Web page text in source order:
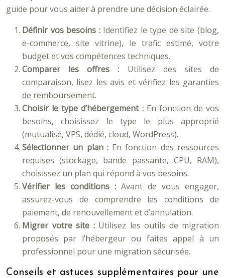
guide pour vous aider à prendre une décision éclairée.
Définir vos besoins : Identifiez le type de site (blog,
e-commerce, site vitrine), le trafic estimé, votre
budget et vos compétences techniques.
Comparer les offres : Utilisez des sites de
comparaison, lisez les avis et vérifiez les garanties
de remboursement.
Choisir le type d’hébergement : En fonction de vos
besoins, choisissez le type le plus approprié
(mutualisé, VPS, dédié, cloud, WordPress).
Sélectionner un plan : En fonction des ressources
requises (stockage, bande passante, CPU, RAM),
choisissez un plan qui répond à vos besoins.
Vérifier les conditions : Avant de vous engager,
assurez-vous de comprendre les conditions de
paiement, de renouvellement et d’annulation.
Migrer votre site : Utilisez les outils de migration
proposés par l’hébergeur ou faites appel à un
professionnel pour une migration sécurisée.
Conseils et astuces supplémentaires pour une